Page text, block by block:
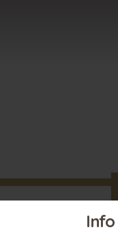
Info